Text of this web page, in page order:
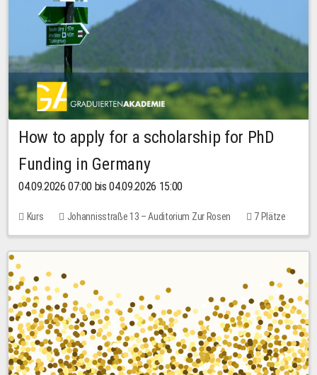
How to apply for a scholarship for PhD
Funding in Germany
04.09.2026 07:00 bis 04.09.2026 15:00
Kurs Johannisstraße 13 – Auditorium Zur Rosen
7 Plätze
10,00 EUR